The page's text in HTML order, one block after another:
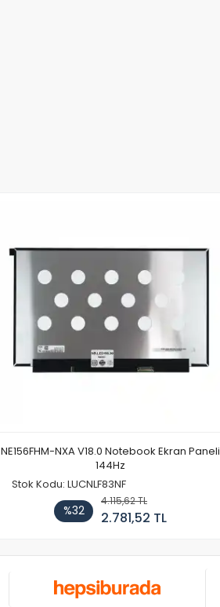
NE156FHM-NXA V18.0 Notebook Ekran Paneli
144Hz
Stok Kodu: LUCNLF83NF
%32
4.115,62 TL
2.781,52 TL